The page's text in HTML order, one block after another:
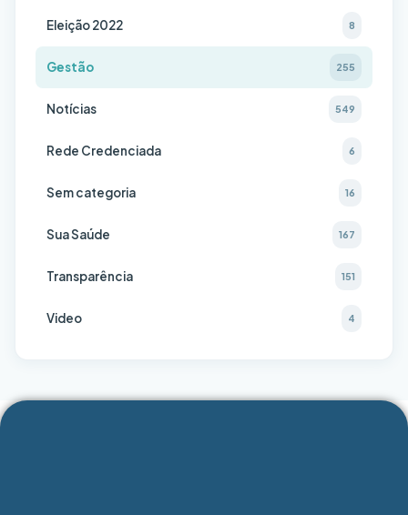
Eleição 2022 8
Gestão 255
Notícias 549
Rede Credenciada 6
Sem categoria 16
Sua Saúde 167
Transparência 151
Video 4